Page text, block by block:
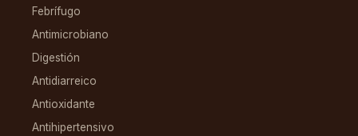
Febrífugo
Antimicrobiano
Digestión
Antidiarreico
Antioxidante
Antihipertensivo